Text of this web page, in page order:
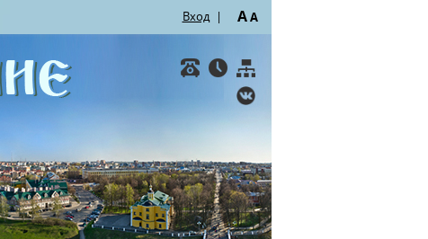
Вход | AA